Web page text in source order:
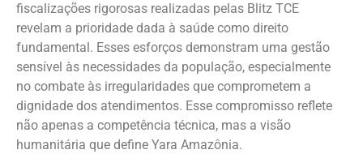
fiscalizações rigorosas realizadas pelas Blitz TCE
revelam a prioridade dada à saúde como direito
fundamental. Esses esforços demonstram uma gestão
sensível às necessidades da população, especialmente
no combate às irregularidades que comprometem a
dignidade dos atendimentos. Esse compromisso reflete
não apenas a competência técnica, mas a visão
humanitária que define Yara Amazônia.